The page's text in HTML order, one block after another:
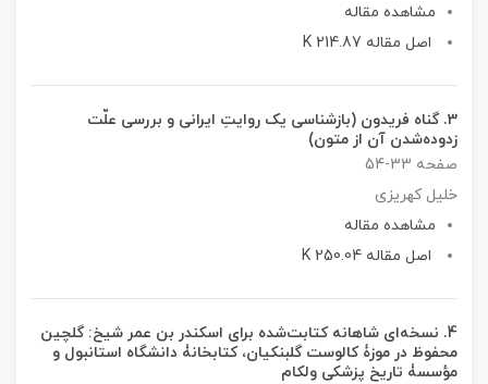
مشاهده مقاله
اصل مقاله 214.87 K
3. گناه فریدون (بازشناسی یک روایتِ ایرانی و بررسی علّت
زدوده‌شدن آن از متون)
صفحه 33-54
خلیل کهریزی
مشاهده مقاله
اصل مقاله 250.04 K
4. نسخه‌ای شاهانه کتابت‌شده برای اسکندر بن عمر شیخ: گلچین
محفوظ در موزۀ کالوست گلبنکیان، کتابخانۀ دانشگاه استانبول و
مؤسسۀ تاریخ پزشکی ولکام